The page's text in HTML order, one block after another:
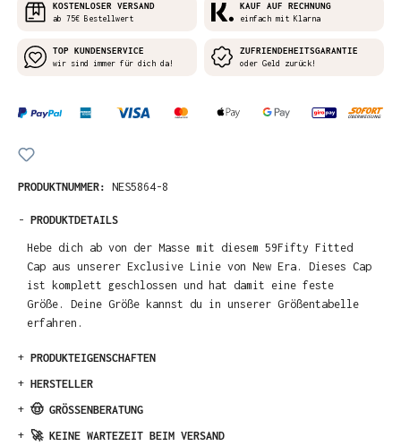
KOSTENLOSER VERSAND
ab 75€ Bestellwert
KAUF AUF RECHNUNG
einfach mit Klarna
TOP KUNDENSERVICE
wir sind immer für dich da!
ZUFRIENDEHEITSGARANTIE
oder Geld zurück!
PRODUKTNUMMER: NES5864-8
- PRODUKTDETAILS
Hebe dich ab von der Masse mit diesem 59Fifty Fitted
Cap aus unserer Exclusive Linie von New Era. Dieses Cap
ist komplett geschlossen und hat damit eine feste
Größe. Deine Größe kannst du in unserer Größentabelle
erfahren.
+ PRODUKTEIGENSCHAFTEN
+ HERSTELLER
+ 🤠 GRÖSSENBERATUNG
+ 🚀 KEINE WARTEZEIT BEIM VERSAND